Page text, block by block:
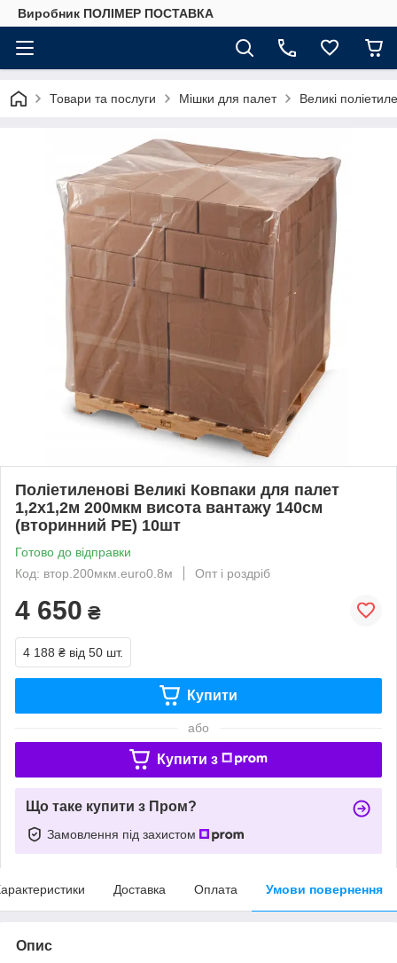
Виробник ПОЛІМЕР ПОСТАВКА
Товари та послуги Мішки для палет Великі
Поліетиленові Великі Ковпаки для палет
1,2х1,2м 200мкм висота вантажу 140см
(вторинний PE) 10шт
Готово до відправки
Код: втор.200мкм.euro0.8м
Опт і роздріб
4 650 ₴
4 188 ₴ від 50 шт.
Купити
або
Купити з
Що таке купити з Пром?
Замовлення під захистом
Доставка Оплата Умови повернення
Опис